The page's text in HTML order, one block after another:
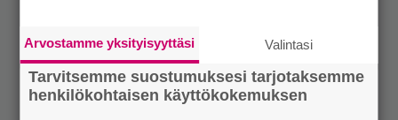
Arvostamme yksityisyyttäsi Valintasi
Tarvitsemme suostumuksesi tarjotaksemme
henkilökohtaisen käyttökokemuksen